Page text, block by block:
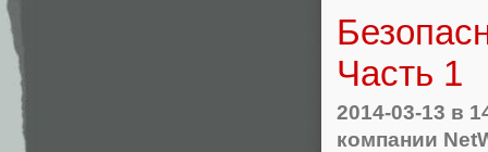
Часть 1
2014-03-13 в
компании